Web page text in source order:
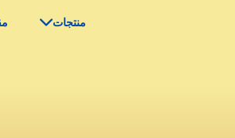
منتجات